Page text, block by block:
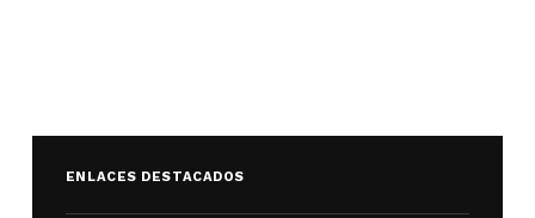
ENLACES DESTACADOS